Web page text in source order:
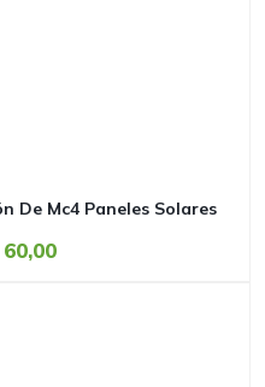
De Mc4 Paneles Solares
60,00